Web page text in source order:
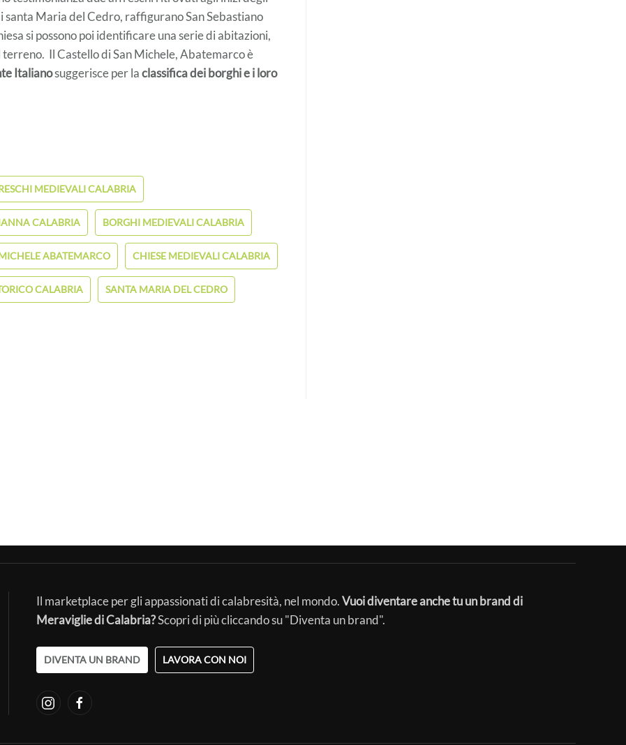
Maria del Cedro, raffigurano San Sebastiano
si possono poi identificare una serie di abitazioni,
Il Castello di San Michele, Abatemarco è
Italianosuggerisce per laclassifica dei borghi e i loro
MEDIEVALI CALABRIA
CALABRIA BORGHI MEDIEVALI CALABRIA
ABATEMARCO CHIESE MEDIEVALI CALABRIA
CALABRIA SANTA MARIA DEL CEDRO
Il marketplace per gli appassionati di calabresità, nel mondo.Vuoi diventare anche tu un brand di
Meraviglie di Calabria?Scopri di più cliccando su "Diventa un brand".
DIVENTA UN BRAND LAVORA CON NOI